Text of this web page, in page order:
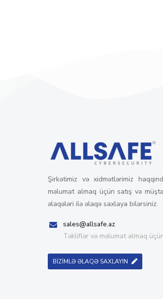
Şirkətimiz və xidmətlərimiz
məlumat almaq üçün satış və
əlaqələri ilə əlaqə saxlaya bilərsiniz.
sales@allsafe.az
Təkliflər və məlumat almaq
BİZİMLƏ ƏLAQƏ SAXLAYIN